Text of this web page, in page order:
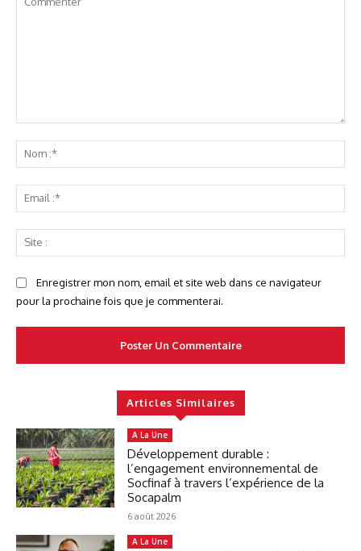
:*
:*
:
Enregistrer mon nom, email et site web dans ce navigateur
pour la prochaine fois que je commenterai.
Articles Similaires
A La Une
Développement durable :
l’engagement environnemental de
Socfinaf à travers l’expérience de la
Socapalm
6 août 2026
A La Une